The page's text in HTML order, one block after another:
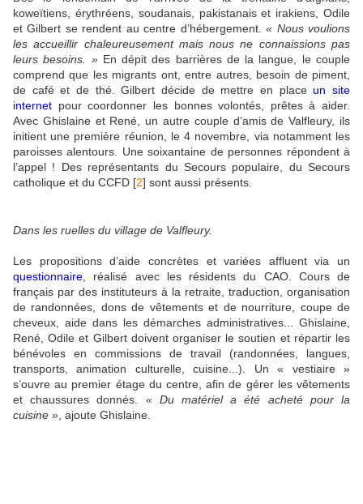
koweïtiens, érythréens, soudanais, pakistanais et irakiens, Odile
et Gilbert se rendent au centre d’hébergement.« Nous voulions
les accueillir chaleureusement mais nous ne connaissions pas
leurs besoins. »En dépit des barrières de la langue, le couple
comprend que les migrants ont, entre autres, besoin de piment,
de café et de thé. Gilbert décide de mettre en placeun site
internet pour coordonner les bonnes volontés, prêtes à aider.
Avec Ghislaine et René, un autre couple d’amis de Valfleury, ils
initient une première réunion, le 4 novembre, via notamment les
paroisses alentours. Une soixantaine de personnes répondent à
l’appel ! Des représentants du Secours populaire, du Secours
catholique et du CCFD [2] sont aussi présents.
Dans les ruelles du village de Valfleury.
Les propositions d’aide concrètes et variées affluent via un
questionnaire, réalisé avec les résidents du CAO. Cours de
français par des instituteurs à la retraite, traduction, organisation
de randonnées, dons de vêtements et de nourriture, coupe de
cheveux, aide dans les démarches administratives... Ghislaine,
René, Odile et Gilbert doivent organiser le soutien et répartir les
bénévoles en commissions de travail (randonnées, langues,
transports, animation culturelle, cuisine...). Un « vestiaire »
s’ouvre au premier étage du centre, afin de gérer les vêtements
et chaussures donnés. « Du matériel a été acheté pour la
cuisine », ajoute Ghislaine.